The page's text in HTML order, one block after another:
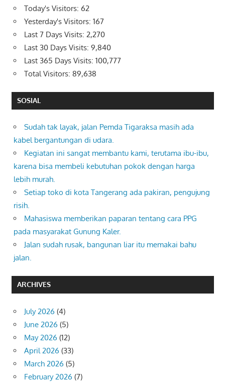
Today's Visitors: 62
Yesterday's Visitors: 167
Last 7 Days Visits: 2,270
Last 30 Days Visits: 9,840
Last 365 Days Visits: 100,777
Total Visitors: 89,638
SOSIAL
Sudah tak layak, jalan Pemda Tigaraksa masih ada
kabel bergantungan di udara.
Kegiatan ini sangat membantu kami, terutama ibu-ibu,
karena bisa membeli kebutuhan pokok dengan harga
lebih murah.
Setiap toko di kota Tangerang ada pakiran, pengujung
risih.
Mahasiswa memberikan paparan tentang cara PPG
pada masyarakat Gunung Kaler.
Jalan sudah rusak, bangunan liar itu memakai bahu
jalan.
ARCHIVES
July 2026 (4)
June 2026 (5)
May 2026 (12)
April 2026 (33)
March 2026 (5)
February 2026 (7)